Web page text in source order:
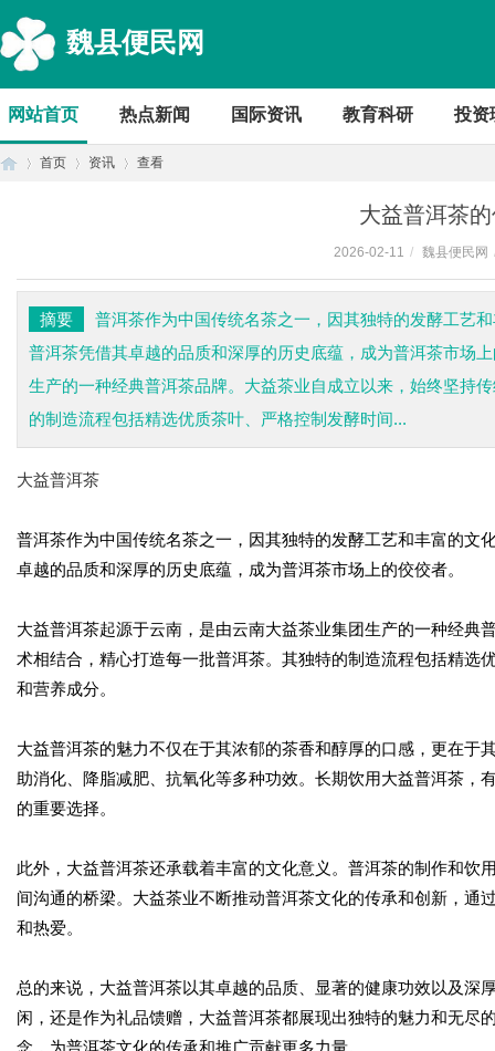
魏县便民网
网站首页 热点新闻 国际资讯 教育科研 投资
首页 资讯 查看
大益普洱茶
2026-02-11 / 魏县便民网
摘要
普洱茶作为中国传统名茶之一，因其独特的发酵工艺
普洱茶凭借其卓越的品质和深厚的历史底蕴，成为普洱茶市场
生产的一种经典普洱茶品牌。大益茶业自成立以来，始终坚持
的制造流程包括精选优质茶叶、严格控制发酵时间...
大益普洱茶
普洱茶作为中国传统名茶之一，因其独特的发酵工艺和丰富的文
卓越的品质和深厚的历史底蕴，成为普洱茶市场上的佼佼者。
大益普洱茶起源于云南，是由云南大益茶业集团生产的一种经
术相结合，精心打造每一批普洱茶。其独特的制造流程包括精选
和营养成分。
大益普洱茶的魅力不仅在于其浓郁的茶香和醇厚的口感，更在
助消化、降脂减肥、抗氧化等多种功效。长期饮用大益普洱茶
的重要选择。
此外，大益普洱茶还承载着丰富的文化意义。普洱茶的制作和
间沟通的桥梁。大益茶业不断推动普洱茶文化的传承和创新，
和热爱。
总的来说，大益普洱茶以其卓越的品质、显著的健康功效以及
闲，还是作为礼品馈赠，大益普洱茶都展现出独特的魅力和无
念，为普洱茶文化的传承和推广贡献更多力量。